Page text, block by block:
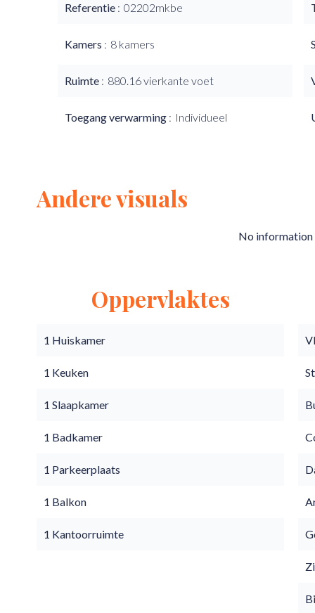
Referentie 02202mkbe
Kamers 8 kamers
Ruimte 880.16 vierkante voet
Toegang verwarming Individueel
Andere visuals
No information
Oppervlaktes
1 Huiskamer
1 Keuken
1 Slaapkamer
1 Badkamer
1 Parkeerplaats
1 Balkon
1 Kantoorruimte